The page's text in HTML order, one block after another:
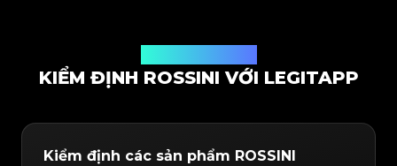
KIỂM ĐỊNH ROSSINI VỚI LEGITAPP
Kiểm định các sản phẩm ROSSINI